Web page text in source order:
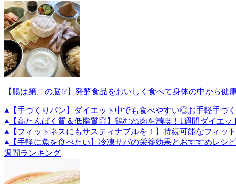
【腸は第二の脳!?】発酵食品をおいしく食べて身体の中から健
【手づくりパン】ダイエット中でも食べやすい◎お手軽手づ
【高たんぱく質＆低脂質◎】鶏むね肉を満喫！1週間ダイエ
【フィットネスにもサスティナブルを！】持続可能なフィッ
【手軽に魚を食べたい】冷凍サバの栄養効果とおすすめレシ
週間ランキング